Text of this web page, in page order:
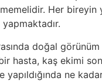
Her bireyin
doğal
hasta, kaş ekimi
ne